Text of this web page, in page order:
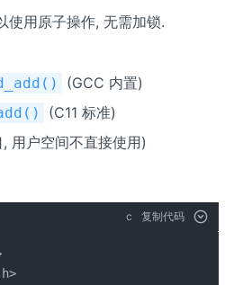
使用原子操作, 无需加锁.
(GCC 内置)
(C11 标准)
用户空间不直接使用)
c 复制代码